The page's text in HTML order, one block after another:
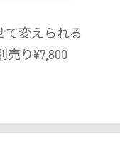
変えられる
り¥7,800